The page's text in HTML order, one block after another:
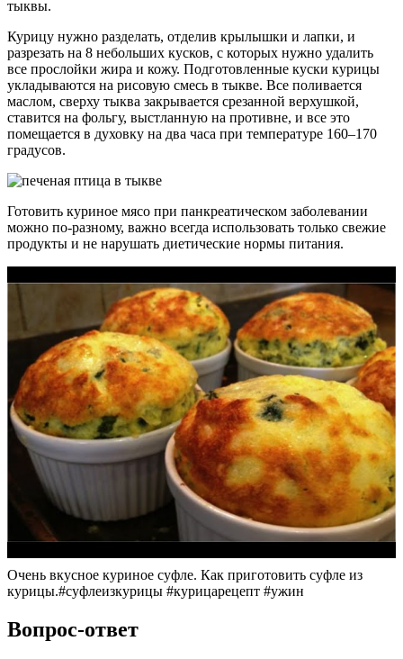
тыквы.
Курицу нужно разделать, отделив крылышки и лапки, и
разрезать на 8 небольших кусков, с которых нужно удалить
все прослойки жира и кожу. Подготовленные куски курицы
укладываются на рисовую смесь в тыкве. Все поливается
маслом, сверху тыква закрывается срезанной верхушкой,
ставится на фольгу, выстланную на противне, и все это
помещается в духовку на два часа при температуре 160–170
градусов.
Готовить куриное мясо при панкреатическом заболевании
можно по-разному, важно всегда использовать только свежие
продукты и не нарушать диетические нормы питания.
Очень вкусное куриное суфле. Как приготовить суфле из
курицы.#суфлеизкурицы #курицарецепт #ужин
Вопрос-ответ